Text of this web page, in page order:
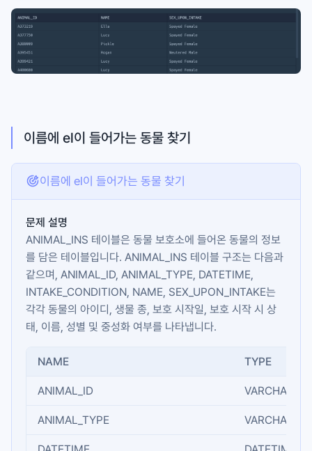
이름에 el이 들어가는 동물 찾기
이름에 el이 들어가는 동물 찾기
문제 설명
ANIMAL_INS 테이블은 동물 보호소에 들어온 동물의 정보
를 담은 테이블입니다. ANIMAL_INS 테이블 구조는 다음과
같으며, ANIMAL_ID, ANIMAL_TYPE, DATETIME,
INTAKE_CONDITION, NAME, SEX_UPON_INTAKE는
각각 동물의 아이디, 생물 종, 보호 시작일, 보호 시작 시 상
태, 이름, 성별 및 중성화 여부를 나타냅니다.
NAME TYPE
ANIMAL_ID VARCHAR(N)
ANIMAL_TYPE VARCHAR(N)